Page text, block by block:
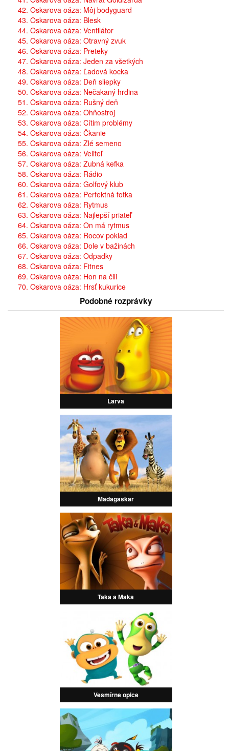
42. Oskarova oáza: Môj bodyguard
43. Oskarova oáza: Blesk
44. Oskarova oáza: Ventilátor
45. Oskarova oáza: Otravný zvuk
46. Oskarova oáza: Preteky
47. Oskarova oáza: Jeden za všetkých
48. Oskarova oáza: Ľadová kocka
49. Oskarova oáza: Deň sliepky
50. Oskarova oáza: Nečakaný hrdina
51. Oskarova oáza: Rušný deň
52. Oskarova oáza: Ohňostroj
53. Oskarova oáza: Cítim problémy
54. Oskarova oáza: Čkanie
55. Oskarova oáza: Zlé semeno
56. Oskarova oáza: Veliteľ
57. Oskarova oáza: Zubná kefka
58. Oskarova oáza: Rádio
60. Oskarova oáza: Golfový klub
61. Oskarova oáza: Perfektná fotka
62. Oskarova oáza: Rytmus
63. Oskarova oáza: Najlepší priateľ
64. Oskarova oáza: On má rytmus
65. Oskarova oáza: Rocov poklad
66. Oskarova oáza: Dole v bažinách
67. Oskarova oáza: Odpadky
68. Oskarova oáza: Fitnes
69. Oskarova oáza: Hon na čili
70. Oskarova oáza: Hrsť kukurice
Podobné rozprávky
Larva
Madagaskar
Taka a Maka
Vesmírne opice